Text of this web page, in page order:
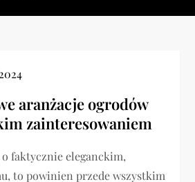
aranżacje ogrodów
zainteresowaniem
faktycznie eleganckim,
to powinien przede wszystkim